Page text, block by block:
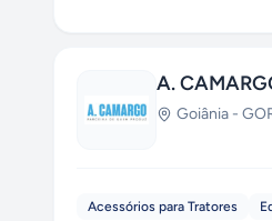
A.
Goiânia - GO
Acessórios para Tratores